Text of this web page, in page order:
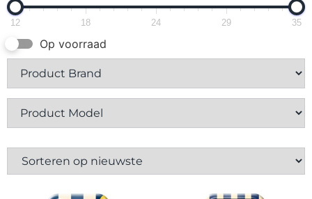
Collecties
Contact
12 18 24 29 35
Op voorraad